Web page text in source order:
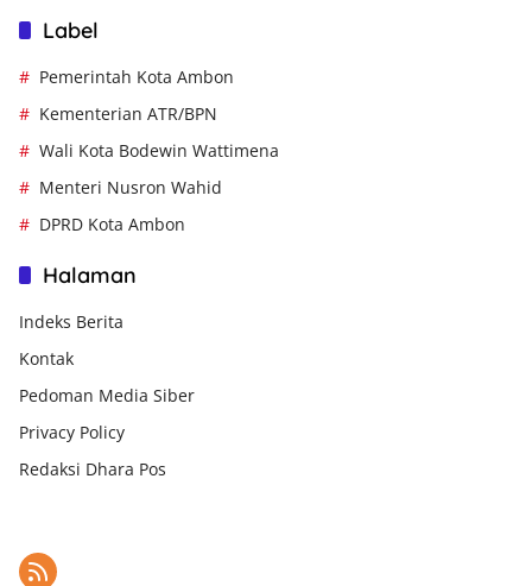
Label
Pemerintah Kota Ambon
Kementerian ATR/BPN
Wali Kota Bodewin Wattimena
Menteri Nusron Wahid
DPRD Kota Ambon
Halaman
Indeks Berita
Kontak
Pedoman Media Siber
Privacy Policy
Redaksi Dhara Pos